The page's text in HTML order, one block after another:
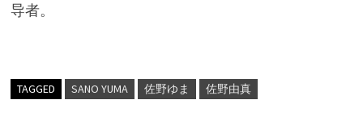
导者。
TAGGED SANO YUMA 佐野ゆま 佐野由真